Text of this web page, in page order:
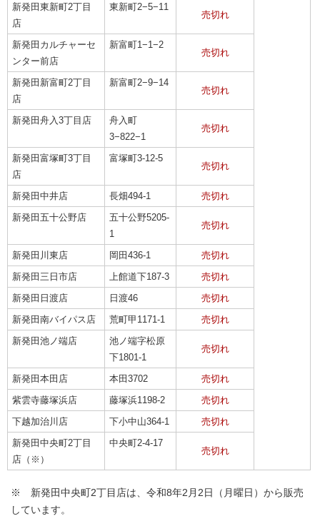
新発田東新町2丁目
店
東新町2−5−11
売切れ
新発田カルチャーセ
ンター前店
新富町1−1−2
売切れ
新発田新富町2丁目
店
新富町2−9−14
売切れ
新発田舟入3丁目店
舟入町
3−822−1
売切れ
新発田富塚町3丁目
店
富塚町3-12-5
売切れ
新発田中井店 長畑494-1
売切れ
新発田五十公野店
五十公野5205-
1
売切れ
新発田川東店 岡田436-1
売切れ
新発田三日市店
上館道下187-3
売切れ
新発田日渡店
日渡46
売切れ
新発田南バイパス店
荒町甲1171-1
売切れ
新発田池ノ端店
池ノ端字松原
下1801-1
売切れ
新発田本田店 本田3702
売切れ
紫雲寺藤塚浜店
藤塚浜1198-2
売切れ
下越加治川店
下小中山364-1
売切れ
新発田中央町2丁目
店（※）
中央町2-4-17
売切れ
※ 新発田中央町2丁目店は、令和8年2月2日（月曜日）から販売
しています。